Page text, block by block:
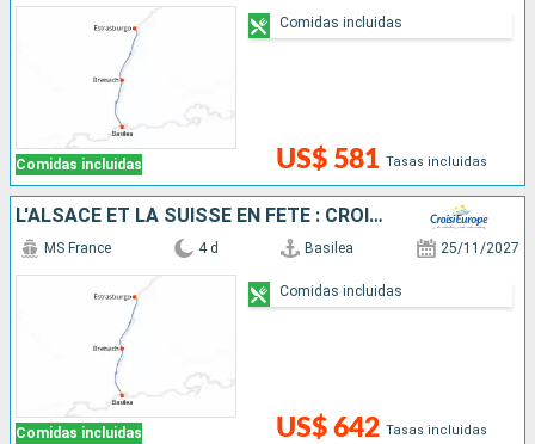
Comidas incluidas US$ 581 Tasas incluidas
Comidas incluidas
L'ALSACE ET LA SUISSE EN FÊTE : CROISIÈRE ALLIANT UN SAVOIR-FAIRE EXCEPTIONNEL, DES SAVEURS UNIQUES ET UNE CULTURE LOCALE INCOMPARABLE
Comidas incluidas
MS France 4 d Basilea 25/11/2027
US$ 642 Tasas incluidas
Comidas incluidas